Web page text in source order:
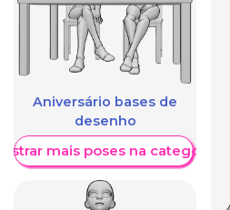
Aniversário bases de
desenho
mais poses na categoria